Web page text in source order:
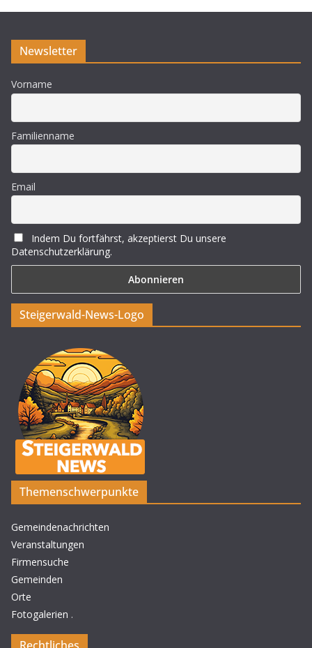
Newsletter
Vorname
Familienname
Email
Indem Du fortfährst, akzeptierst Du unsere
Datenschutzerklärung.
Steigerwald-News-Logo
Themenschwerpunkte
Gemeindenachrichten
Veranstaltungen
Firmensuche
Gemeinden
Orte
Fotogalerien .